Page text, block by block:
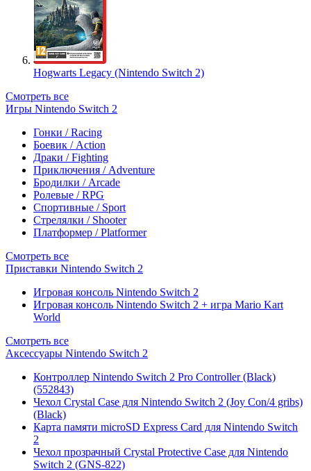
Hogwarts Legacy (Nintendo Switch 2)
Смотреть все
Игры Nintendo Switch 2
Гонки / Racing
Боевик / Action
Драки / Fighting
Приключения / Adventure
Бродилки / Arcade
Ролевые / RPG
Спортивные / Sport
Стрелялки / Shooter
Платформер / Platformer
Смотреть все
Приставки Nintendo Switch 2
Игровая консоль Nintendo Switch 2
Игровая консоль Nintendo Switch 2 + игра Mario Kart
World
Смотреть все
Аксессуары Nintendo Switch 2
Контроллер Nintendo Switch 2 Pro Controller (Black)
(552843)
Чехол Сrystal Сase для Nintendo Switch 2 (Joy Con/4 gribs)
(Black)
Карта памяти microSD Express Card для Nintendo Switch
2
Чехол прозрачный Crystal Protective Case для Nintendo
Switch 2 (GNS-822)